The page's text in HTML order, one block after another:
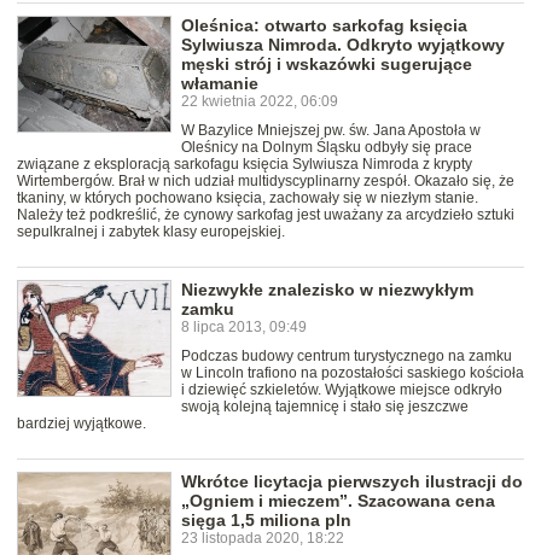
Oleśnica: otwarto sarkofag księcia
Sylwiusza Nimroda. Odkryto wyjątkowy
męski strój i wskazówki sugerujące
włamanie
22 kwietnia 2022, 06:09
W Bazylice Mniejszej pw. św. Jana Apostoła w
Oleśnicy na Dolnym Śląsku odbyły się prace
związane z eksploracją sarkofagu księcia Sylwiusza Nimroda z krypty
Wirtembergów. Brał w nich udział multidyscyplinarny zespół. Okazało się, że
tkaniny, w których pochowano księcia, zachowały się w niezłym stanie.
Należy też podkreślić, że cynowy sarkofag jest uważany za arcydzieło sztuki
sepulkralnej i zabytek klasy europejskiej.
Niezwykłe znalezisko w niezwykłym
zamku
8 lipca 2013, 09:49
Podczas budowy centrum turystycznego na zamku
w Lincoln trafiono na pozostałości saskiego kościoła
i dziewięć szkieletów. Wyjątkowe miejsce odkryło
swoją kolejną tajemnicę i stało się jeszczwe
bardziej wyjątkowe.
Wkrótce licytacja pierwszych ilustracji do
„Ogniem i mieczem”. Szacowana cena
sięga 1,5 miliona pln
23 listopada 2020, 18:22